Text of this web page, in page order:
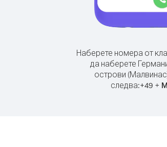
Наберете номера от
да наберете
острови
следва:+49 +